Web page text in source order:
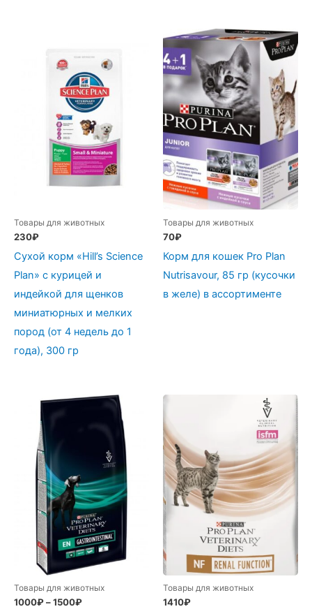
Товары для животных
230₽
Сухой корм «Hill’s Science
Plan» с курицей и
индейкой для щенков
миниатюрных и мелких
пород (от 4 недель до 1
года), 300 гр
Товары для животных
70₽
Корм для кошек Pro Plan
Nutrisavour, 85 гр (кусочки
в желе) в ассортименте
Товары для животных
1000₽–1500₽
Товары для животных
1410₽